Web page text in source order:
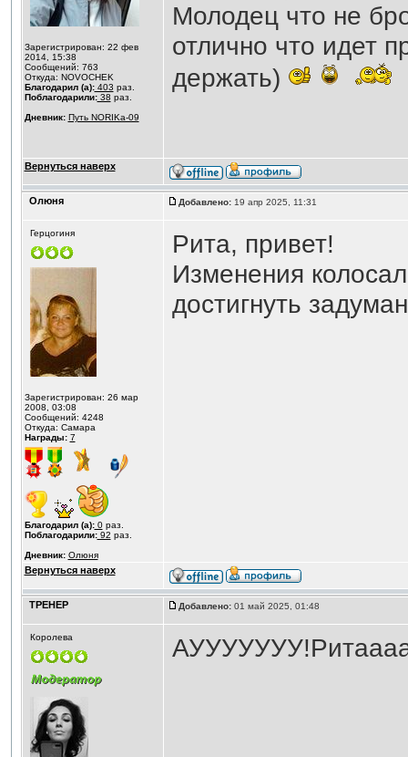
Зарегистрирован: 22 фев
2014, 15:38
Сообщений: 763
Откуда: NOVOCHEK
Благодарил (а):403 раз.
Поблагодарили:38 раз.
Дневник: Путь NORIKа-09
Молодец что не
отлично что идет
держать)
Вернуться наверх
Олюня Добавлено:19 апр 2025, 11:31
Герцогиня
Зарегистрирован: 26 мар
2008, 03:08
Сообщений: 4248
Откуда: Самара
Награды: 7
Благодарил (а):0раз.
Поблагодарили:92 раз.
Дневник: Олюня
Рита, привет!
Изменения
достигнуть
Вернуться наверх
ТРЕНЕР Добавлено:01 май 2025, 01:48
Королева